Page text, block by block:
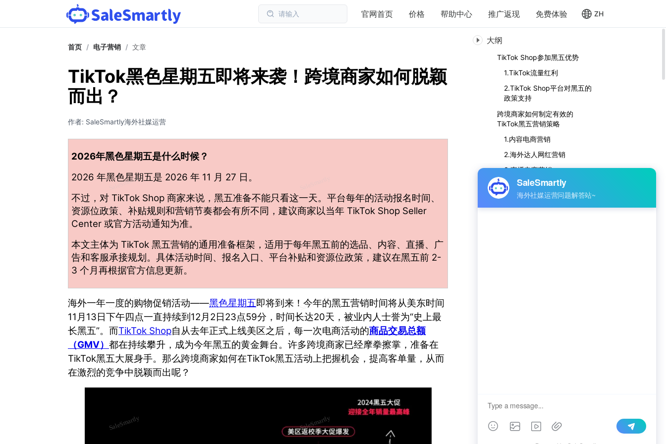
请输入 官网首页 价格 帮助中心 推广返现 免费体验 ZH
首页 / 电子营销 / 文章
TikTok黑色星期五即将来袭！跨境商家如何脱颖
而出？
作者: SaleSmartly海外社媒运营
2026年黑色星期五是什么时候？
2026 年黑色星期五是 2026 年 11 月 27 日 。
不过，对 TikTok Shop 商家来说，黑五准备不能只看这一天。平台每年的活动报名时间、
资源位政策、补贴规则和营销节奏都会有所不同，建议商家以当年 TikTok Shop Seller
Center 或官方活动通知为准。
本文主体为 TikTok 黑五营销的通用准备框架，适用于每年黑五前的选品、内容、直播、广
告和客服承接规划。具体活动时间、报名入口、平台补贴和资源位政策，建议在黑五前 2-
3 个月再根据官方信息更新。
海外一年一度的购物促销活动——黑色星期五即将到来！今年的黑五营销时间将从美东时间
11月13日下午四点一直持续到12月2日23点59分，时间长达20天，被业内人士誉为“史上最
长黑五”。而TikTok Shop自从去年正式上线美区之后，每一次电商活动的商品交易总额
（GMV） 都在持续攀升，成为今年黑五的黄金舞台。许多跨境商家已经摩拳擦掌，准备在
TikTok黑五大展身手。那么跨境商家如何在TikTok黑五活动上把握机会，提高客单量，从而
在激烈的竞争中脱颖而出呢？
大纲
TikTok Shop参加黑五优势
1.TikTok流量红利
2.TikTok Shop平台对黑五的
政策支持
跨境商家如何制定有效的
TikTok黑五营销策略
1.内容电商营销
2.海外达人网红营销
3.直播电商营销
4.广告投放
利用TikTok提高客户转化率的
分享文章